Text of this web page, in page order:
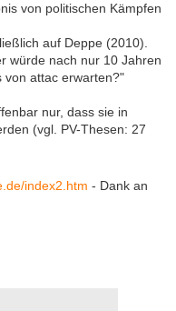
von politischen Kämpfen
auf Deppe (2010).
würde nach nur 10 Jahren
von attac erwarten?"
nur, dass sie in
(vgl. PV-Thesen: 27
index2.htm - Dank an